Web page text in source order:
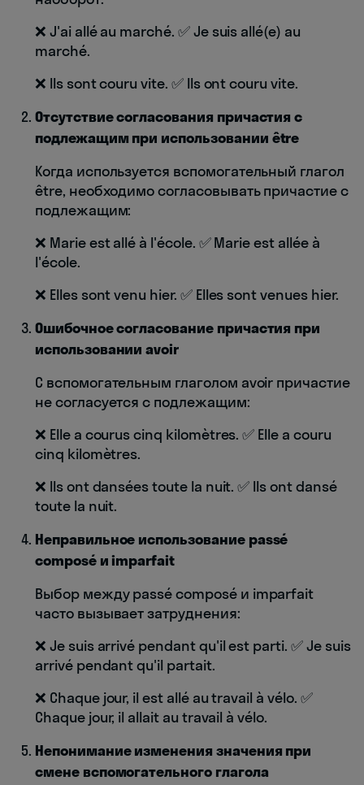
❌ J'ai allé au marché. ✅ Je suis allé(e) au
marché.
❌ Ils sont couru vite. ✅ Ils ont couru vite.
Отсутствие согласования причастия с
подлежащим при использовании être
Когда используется вспомогательный глагол
être, необходимо согласовывать причастие с
подлежащим:
❌ Marie est allé à l'école. ✅ Marie est allée à
l'école.
❌ Elles sont venu hier. ✅ Elles sont venues hier.
Ошибочное согласование причастия при
использовании avoir
С вспомогательным глаголом avoir причастие
не согласуется с подлежащим:
❌ Elle a courus cinq kilomètres. ✅ Elle a couru
cinq kilomètres.
❌ Ils ont dansées toute la nuit. ✅ Ils ont dansé
toute la nuit.
Неправильное использование passé
composé и imparfait
Выбор между passé composé и imparfait
часто вызывает затруднения:
❌ Je suis arrivé pendant qu'il est parti. ✅ Je suis
arrivé pendant qu'il partait.
❌ Chaque jour, il est allé au travail à vélo. ✅
Chaque jour, il allait au travail à vélo.
Непонимание изменения значения при
смене вспомогательного глагола